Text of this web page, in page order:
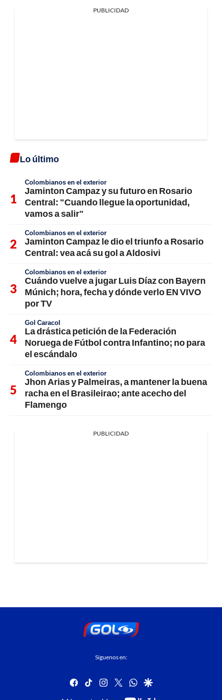
PUBLICIDAD
Lo último
Colombianos en el exterior
Jaminton Campaz y su futuro en Rosario
Central: "Cuando llegue la oportunidad,
vamos a salir"
Colombianos en el exterior
Jaminton Campaz le dio el triunfo a Rosario
Central: vea acá su gol a Aldosivi
Colombianos en el exterior
Cuándo vuelve a jugar Luis Díaz con Bayern
Múnich; hora, fecha y dónde verlo EN VIVO
por TV
Gol Caracol
La drástica petición de la Federación
Noruega de Fútbol contra Infantino; no para
el escándalo
Colombianos en el exterior
Jhon Arias y Palmeiras, a mantener la buena
racha en el Brasileirao; ante acecho del
Flamengo
PUBLICIDAD
Síguenos en:
facebook
tiktok instagram
twitterwhatsapp
google